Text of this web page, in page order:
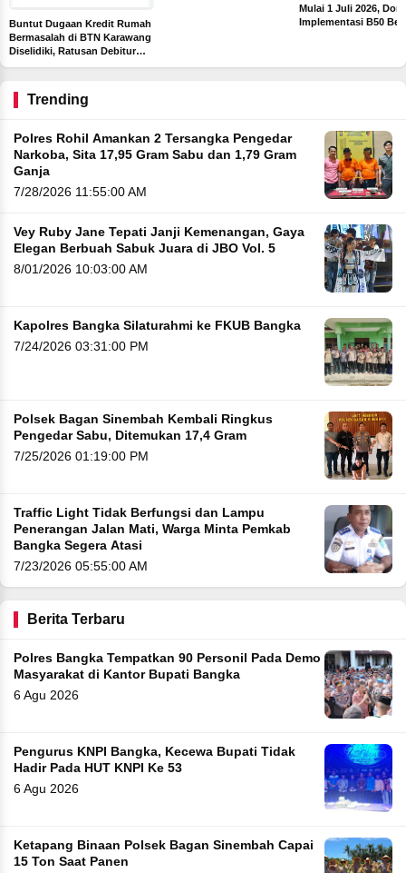
Buntut Dugaan Kredit Rumah
Bermasalah di BTN Karawang
Diselidiki, Ratusan Debitur
Mulai 1 Juli 2026,
Implementasi B50
Trending
Polres Rohil Amankan 2 Tersangka Pengedar
Narkoba, Sita 17,95 Gram Sabu dan 1,79 Gram
Ganja
7/28/2026 11:55:00 AM
Vey Ruby Jane Tepati Janji Kemenangan, Gaya
Elegan Berbuah Sabuk Juara di JBO Vol. 5
8/01/2026 10:03:00 AM
Kapolres Bangka Silaturahmi ke FKUB Bangka
7/24/2026 03:31:00 PM
Polsek Bagan Sinembah Kembali Ringkus
Pengedar Sabu, Ditemukan 17,4 Gram
7/25/2026 01:19:00 PM
Traffic Light Tidak Berfungsi dan Lampu
Penerangan Jalan Mati, Warga Minta Pemkab
Bangka Segera Atasi
7/23/2026 05:55:00 AM
Berita Terbaru
Polres Bangka Tempatkan 90 Personil Pada Demo
Masyarakat di Kantor Bupati Bangka
6 Agu 2026
Pengurus KNPI Bangka, Kecewa Bupati Tidak
Hadir Pada HUT KNPI Ke 53
6 Agu 2026
Ketapang Binaan Polsek Bagan Sinembah Capai
15 Ton Saat Panen